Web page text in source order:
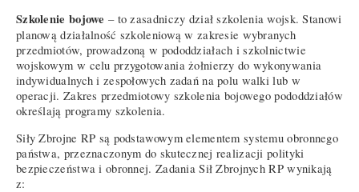
Szkolenie bojowe – to zasadniczy dział szkolenia wojsk. Stanowi
planową działalność szkoleniową w zakresie wybranych
przedmiotów, prowadzoną w pododdziałach i szkolnictwie
wojskowym w celu przygotowania żołnierzy do wykonywania
indywidualnych i zespołowych zadań na polu walki lub w
operacji. Zakres przedmiotowy szkolenia bojowego pododdziałów
określają programy szkolenia.
Siły Zbrojne RP są podstawowym elementem systemu obronnego
państwa, przeznaczonym do skutecznej realizacji polityki
bezpieczeństwa i obronnej. Zadania Sił Zbrojnych RP wynikają
z: